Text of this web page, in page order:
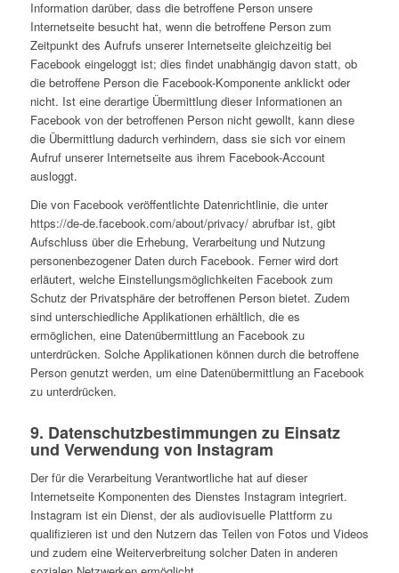
Information darüber, dass die betroffene Person unsere
Internetseite besucht hat, wenn die betroffene Person zum
Zeitpunkt des Aufrufs unserer Internetseite gleichzeitig bei
Facebook eingeloggt ist; dies findet unabhängig davon statt, ob
die betroffene Person die Facebook-Komponente anklickt oder
nicht. Ist eine derartige Übermittlung dieser Informationen an
Facebook von der betroffenen Person nicht gewollt, kann diese
die Übermittlung dadurch verhindern, dass sie sich vor einem
Aufruf unserer Internetseite aus ihrem Facebook-Account
ausloggt.
Die von Facebook veröffentlichte Datenrichtlinie, die unter
https://de-de.facebook.com/about/privacy/ abrufbar ist, gibt
Aufschluss über die Erhebung, Verarbeitung und Nutzung
personenbezogener Daten durch Facebook. Ferner wird dort
erläutert, welche Einstellungsmöglichkeiten Facebook zum
Schutz der Privatsphäre der betroffenen Person bietet. Zudem
sind unterschiedliche Applikationen erhältlich, die es
ermöglichen, eine Datenübermittlung an Facebook zu
unterdrücken. Solche Applikationen können durch die betroffene
Person genutzt werden, um eine Datenübermittlung an Facebook
zu unterdrücken.
9. Datenschutzbestimmungen zu Einsatz
und Verwendung von Instagram
Der für die Verarbeitung Verantwortliche hat auf dieser
Internetseite Komponenten des Dienstes Instagram integriert.
Instagram ist ein Dienst, der als audiovisuelle Plattform zu
qualifizieren ist und den Nutzern das Teilen von Fotos und Videos
und zudem eine Weiterverbreitung solcher Daten in anderen